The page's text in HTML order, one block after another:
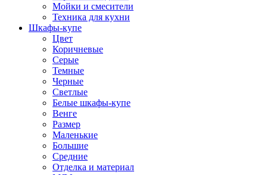
Мойки и смесители
Техника для кухни
Шкафы-купе
Цвет
Коричневые
Серые
Темные
Черные
Светлые
Белые шкафы-купе
Венге
Размер
Маленькие
Большие
Средние
Отделка и материал